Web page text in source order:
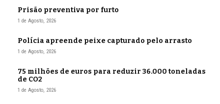
Prisão preventiva por furto
1 de Agosto, 2026
Polícia apreende peixe capturado pelo arrasto
1 de Agosto, 2026
75 milhões de euros para reduzir 36.000 toneladas
de CO2
1 de Agosto, 2026